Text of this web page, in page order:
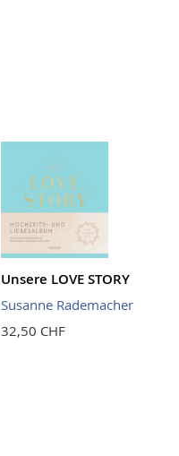
Unsere LOVE STORY
Susanne Rademacher
32,50 CHF